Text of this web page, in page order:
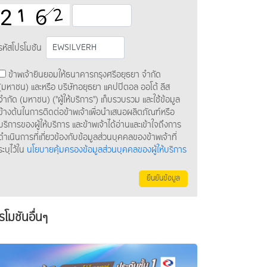
หัสโปรโมชัน
ข้าพเจ้ายินยอมให้ธนาคารกรุงศรีอยุธยา จำกัด
หาชน) และหรือ บริษัทอยุธยา แคปปิตอล ออโต้ ลีส
ำกัด (มหาชน) ("ผู้ให้บริการ") เก็บรวบรวม และใช้ข้อมูล
างต้นในการติดต่อข้าพเจ้าเพื่อนำเสนอผลิตภัณฑ์หรือ
ริการของผู้ให้บริการ และข้าพเจ้าได้อ่านและเข้าใจถึงการ
ำเนินการที่เกี่ยวข้องกับข้อมูลส่วนบุคคลของข้าพเจ้าที่
บุไว้ใน นโยบายคุ้มครองข้อมูลส่วนบุคคลของผู้ให้บริการ
ยืนยันข้อมูล
โมชันอื่นๆ